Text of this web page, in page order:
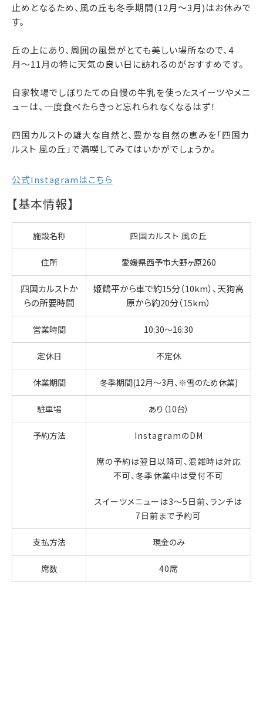
止めとなるため、風の丘も冬季期間(12月〜3月)はお休みで
す。
丘の上にあり、周囲の風景がとても美しい場所なので、4
月〜11月の特に天気の良い日に訪れるのがおすすめです。
自家牧場でしぼりたての自慢の牛乳を使ったスイーツやメニ
ューは、一度食べたらきっと忘れられなくなるはず！
四国カルストの雄大な自然と、豊かな自然の恵みを「四国カ
ルスト 風の丘」で満喫してみてはいかがでしょうか。
公式Instagramはこちら
【基本情報】
施設名称 四国カルスト 風の丘
住所 愛媛県西予市大野ヶ原260
四国カルストか
らの所要時間
姫鶴平から車で約15分（10km）、天狗高
原から約20分（15km）
営業時間 10:30～16:30
定休日 不定休
休業期間 冬季期間(12月～3月、※雪のため休業)
駐車場 あり（10台）
予約方法 InstagramのDM
席の予約は翌日以降可、混雑時は対応
不可、冬季休業中は受付不可
スイーツメニューは3～5日前、ランチは
7日前まで予約可
支払方法 現金のみ
席数 40席